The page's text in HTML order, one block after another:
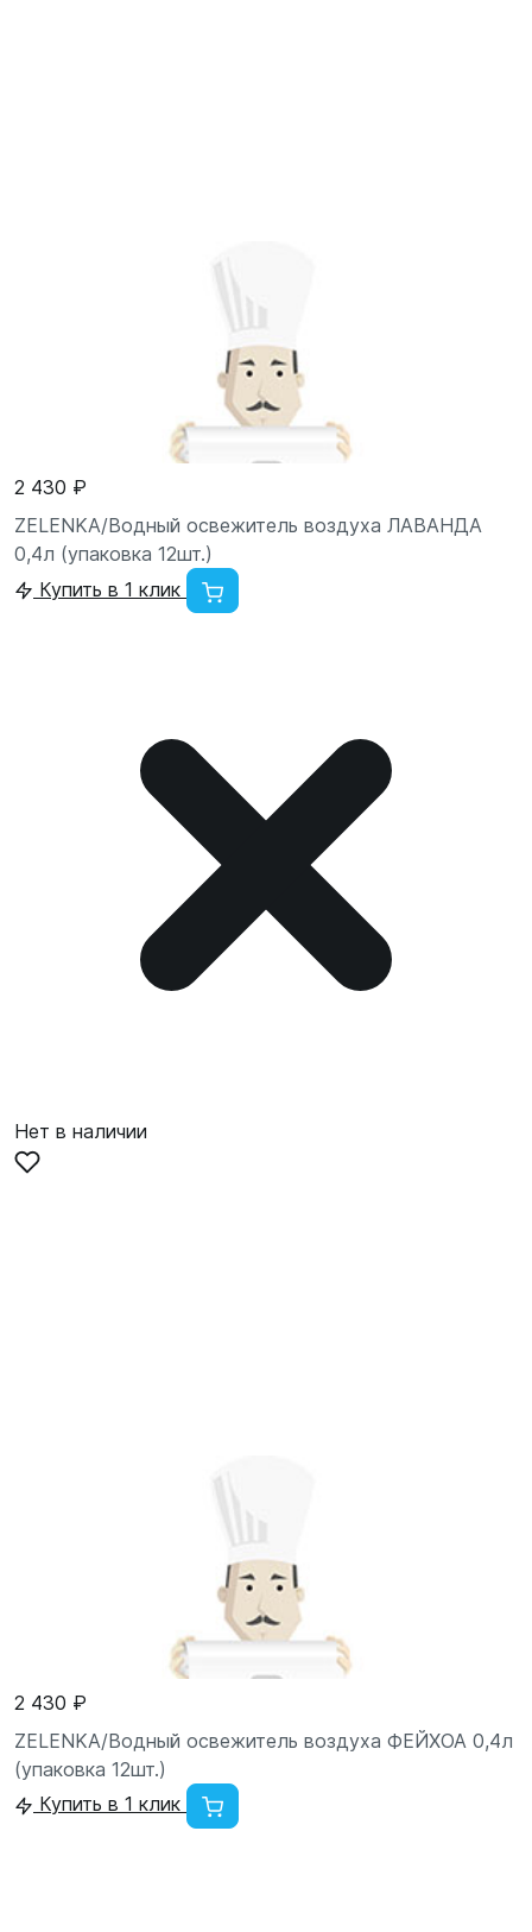
2 430 ₽
ZELENKA/Водный освежитель воздуха ЛАВАНДА
0,4л (упаковка 12шт.)
Купить в 1 клик
Нет в наличии
2 430 ₽
ZELENKA/Водный освежитель воздуха ФЕЙХОА 0,4л
(упаковка 12шт.)
Купить в 1 клик